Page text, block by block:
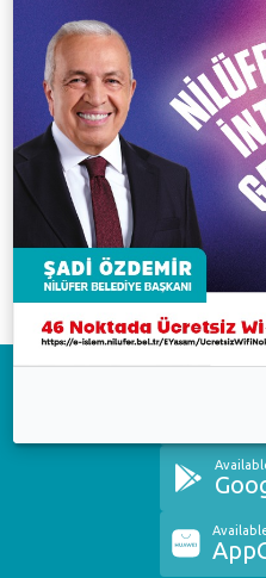
Özgürsün. Başarıdan
daha. Temiz hava senin.
senin. Bu dünya senin.
Nilüfer 17. Uluslararası
20 Nisan-20 Mayıs 2018
Nilüfer Uluslararası Spor Şenlikleri